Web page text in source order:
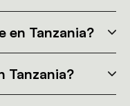
en Tanzania?
Tanzania?